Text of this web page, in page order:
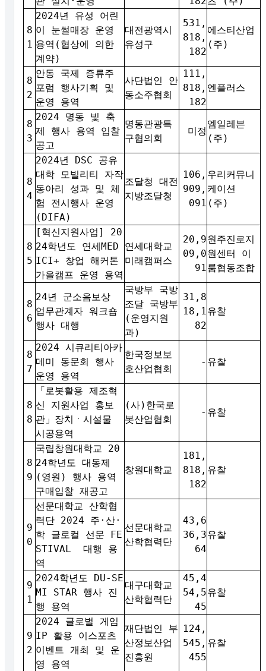
8
1
2024년 유성 어린
이 눈썰매장 운영
용역(협상에 의한
계약)
대전광역시
유성구
531,
818,
182
에스티산업
(주)
8
2
안동 국제 증류주
포럼 행사기획 및
운영 용역
사단법인 안
동소주협회
111,
818,
182
엔플러스
8
3
2024 명동 빛 축
제 행사 용역 입찰
공고
명동관광특
구협의회
미정
엠일레븐
(주)
8
4
2024년 DSC 공유
대학 모빌리티 자작
동아리 성과 및 체
험 전시행사 운영
(DIFA)
조달청 대전
지방조달청
106,
909,
091
우리커뮤니
케이션
(주)
8
5
[혁신지원사업] 20
24학년도 연세MED
ICI+ 창업 해커톤
가을캠프 운영 용역
연세대학교
미래캠퍼스
20,9
09,0
91
원주진로지
원센터 이
룸협동조합
8
6
24년 군소음보상
업무관계자 워크숍
행사 대행
국방부 국방
조달 국방부
(운영지원
과)
31,8
18,1
82
유찰
8
7
2024 시큐리티아카
데미 동문회 행사
운영 용역
한국정보보
호산업협회
- 유찰
8
8
「로봇활용 제조혁
신 지원사업 홍보
관」장치ㆍ시설물
시공용역
(사)한국로
봇산업협회
- 유찰
8
9
국립창원대학교 20
24학년도 대동제
(영원) 행사 용역
구매입찰 재공고
창원대학교
181,
818,
182
유찰
9
0
선문대학교 산학협
력단 2024 주·산·
학 글로컬 선문 FE
STIVAL 대행 용
역
선문대학교
산학협력단
43,6
36,3
64
유찰
9
1
2024학년도 DU-SE
MI STAR 행사 진
행 용역
대구대학교
산학협력단
45,4
54,5
45
유찰
9
2
2024 글로벌 게임
IP 활용 이스포츠
이벤트 개최 및 운
영 용역
재단법인 부
산정보산업
진흥원
124,
545,
455
유찰